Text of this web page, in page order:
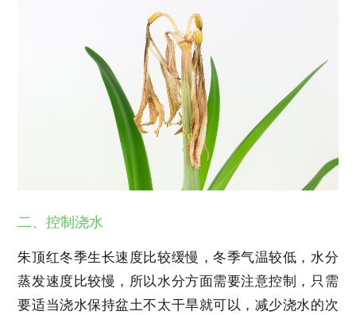
二、控制浇水
朱顶红冬季生长速度比较缓慢，冬季气温较低，水分
蒸发速度比较慢，所以水分方面需要注意控制，只需
要适当浇水保持盆土不太干旱就可以，减少浇水的次